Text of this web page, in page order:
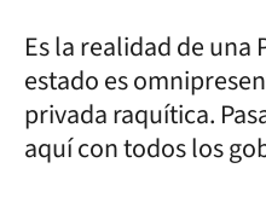
Es la realidad de una
estado es
privada raquítica.
aquí con todos los